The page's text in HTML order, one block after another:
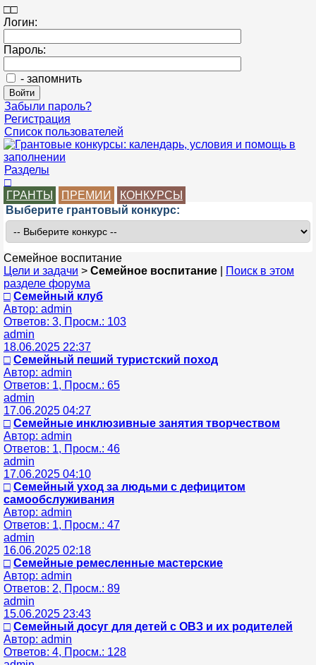
□□
Логин:
Пароль:
- запомнить
Забыли пароль?
Регистрация
Список пользователей
Разделы
□
ГРАНТЫ
ПРЕМИИ
КОНКУРСЫ
Выберите грантовый конкурс:
Семейное воспитание
Цели и задачи > Семейное воспитание
Поиск в этом
разделе форума
□ Семейный клуб
Автор: admin
Ответов: 3, Просм.: 103
admin
18.06.2025 22:37
□ Семейный пеший туристский поход
Автор: admin
Ответов: 1, Просм.: 65
admin
17.06.2025 04:27
□ Семейные инклюзивные занятия творчеством
Автор: admin
Ответов: 1, Просм.: 46
admin
17.06.2025 04:10
□ Семейный уход за людьми с дефицитом
самообслуживания
Автор: admin
Ответов: 1, Просм.: 47
admin
16.06.2025 02:18
□ Семейные ремесленные мастерские
Автор: admin
Ответов: 2, Просм.: 89
admin
15.06.2025 23:43
□ Семейный досуг для детей с ОВЗ и их родителей
Автор: admin
Ответов: 4, Просм.: 128